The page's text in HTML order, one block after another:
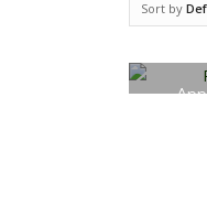
Sort by